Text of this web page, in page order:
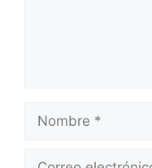
Nombre
Correo